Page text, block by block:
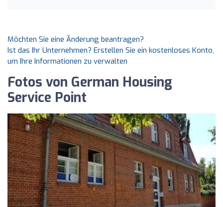
Möchten Sie eine Änderung beantragen?
Ist das Ihr Unternehmen? Erstellen Sie ein kostenloses Konto,
um Ihre Informationen zu verwalten
Fotos von German Housing
Service Point